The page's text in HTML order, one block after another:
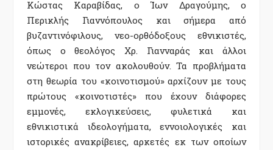
Κώστας Καραβίδας, ο Ίων Δραγούμης, ο
Περικλής Γιαννόπουλος και σήμερα από
βυζαντινόφιλους, νεο-ορθόδοξους εθνικιστές,
όπως ο θεολόγος Χρ. Γιανναράς και άλλοι
νεώτεροι που τον ακολουθούν. Τα προβλήματα
στη θεωρία του «κοινοτισμού» αρχίζουν με τους
πρώτους «κοινοτιστές» που έχουν διάφορες
εμμονές, εκλογικεύσεις, φυλετικά και
εθνικιστικά ιδεολογήματα, εννοιολογικές και
ιστορικές ανακρίβειες, αρκετές εκ των οποίων